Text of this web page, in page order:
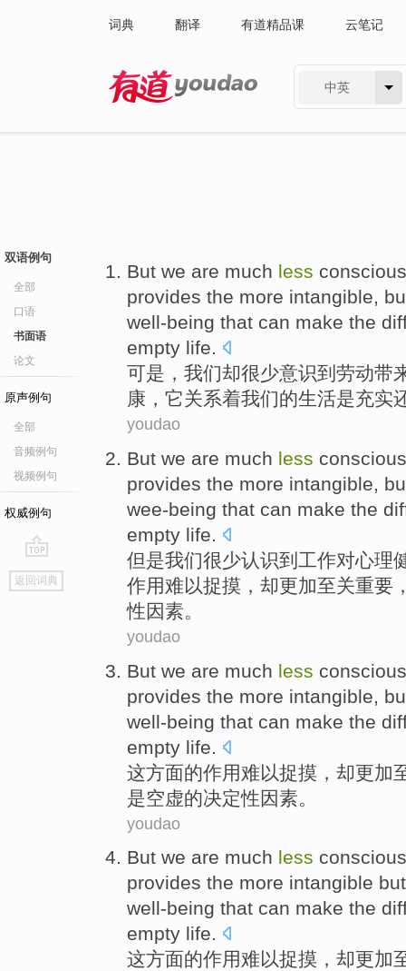
词典 翻译 有道精品课 云笔记
中英
双语例句
全部
口语
书面语
论文
原声例句
全部
音频例句
视频例句
权威例句
go
top
返回词典
But we are much less conscious
provides the more intangible,
well-being that can make the
empty life.
可是 ， 我们却很少意识到 劳动带
康 ，它关系着我们的生活是充实
youdao
But we are much less conscious
provides the more intangible,
wee-being that can make the
empty life.
但是我们很少认识到 工作对心理
作用难以捉摸 ， 却更加至关重要
性因素。
youdao
But we are much less
provides the more intangible
well-being that can make the
empty life
这方面的作用难以捉摸 ， 却更加
是空虚的决定性因素。
youdao
But we are much less
provides the more intangible but
well-being that can make the
empty life.
这方面的作用难以捉摸 ， 却更加